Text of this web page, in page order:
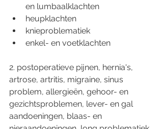
en lumbaalklachten
heupklachten
knieproblematiek
enkel- en voetklachten
2. postoperatieve pijnen, hernia's,
artrose, artritis, migraine, sinus
problem, allergieën, gehoor- en
gezichtsproblemen, lever- en gal
aandoeningen, blaas- en